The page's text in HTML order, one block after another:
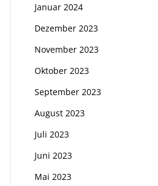
Januar 2024
Dezember 2023
November 2023
Oktober 2023
September 2023
August 2023
Juli 2023
Juni 2023
Mai 2023